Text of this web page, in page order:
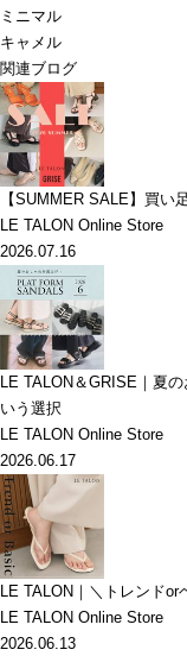
ミニマル
キャメル
関連ブログ
【SUMMER SALE】買い
LE TALON Online Store
2026.07.16
LE TALON＆GRISE｜夏
いう選択
LE TALON Online Store
2026.06.17
LE TALON｜＼トレンド
LE TALON Online Store
2026.06.13